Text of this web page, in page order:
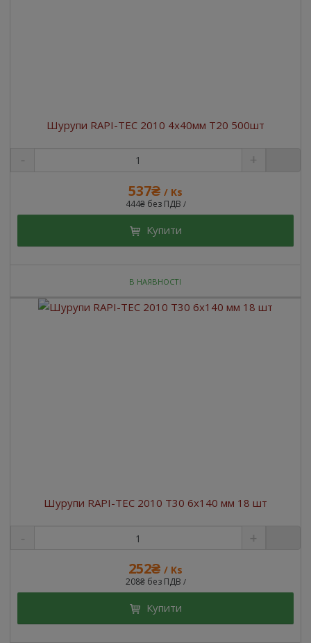
Шурупи RAPI-TEC 2010 4x40мм T20 500шт
537₴ / Ks
444₴ без ПДВ /
Купити
В НАЯВНОСТІ
Шурупи RAPI-TEC 2010 T30 6x140 мм 18 шт
252₴ / Ks
208₴ без ПДВ /
Купити